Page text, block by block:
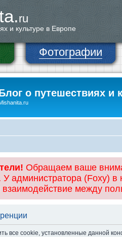
ru
и культуре в Европе
Фотографии
о путешествиях и
Обращаем ваше
администратора (Foxy)
между
все cookie, установленные данной